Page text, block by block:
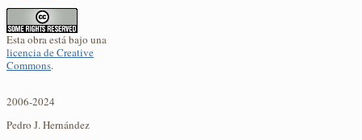
Esta obra está bajo una
licencia de Creative
Commons.
2006-2024
Pedro J. Hernández